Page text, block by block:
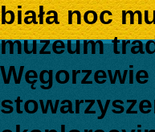
biała noc
muzeum
Węgorzewie